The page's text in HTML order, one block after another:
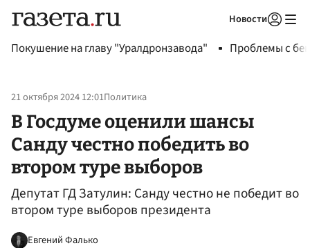
Новости
Покушение на главу "Уралдронзавода" Проблемы с
21 октября 2024 12:01Политика
В Госдуме оценили шансы
Санду честно победить во
втором туре выборов
Депутат ГД Затулин: Санду честно не победит во
втором туре выборов президента
Евгений Фалько